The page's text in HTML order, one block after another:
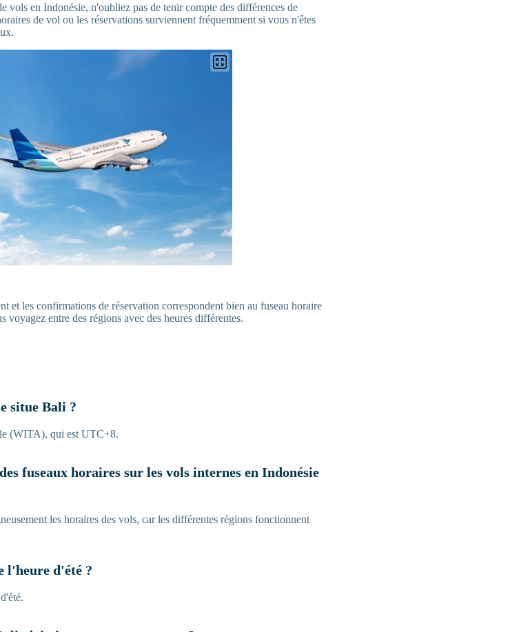
vols en Indonésie, n'oubliez pas de tenir compte des différences de
de vol ou les réservations surviennent fréquemment si vous n'êtes
et les confirmations de réservation correspondent bien au fuseau horaire
voyagez entre des régions avec des heures différentes.
situe Bali ?
(WITA), qui est UTC+8.
fuseaux horaires sur les vols internes en Indonésie
les horaires des vols, car les différentes régions fonctionnent
l'heure d'été ?